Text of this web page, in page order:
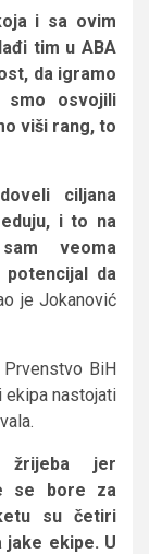
i sa ovim
tim u ABA
da igramo
smo osvojili
viši rang, to
ciljana
i to na
veoma
da
je Jokanović
BiH
ekipa nastojati
žrijeba jer
se bore za
su četiri
ekipe. U